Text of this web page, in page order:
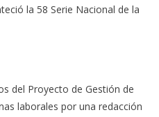
la 58 Serie Nacional de la
del Proyecto de Gestión de
laborales por una redacción